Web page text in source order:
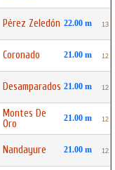
Pérez Zeledón 22.00 m 13
Coronado 21.00 m 12
Desamparados 21.00 m 12
Montes De
Oro
21.00 m 12
Nandayure 21.00 m 12